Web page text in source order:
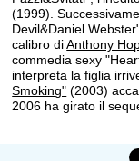
(1999).
Devil&Daniel
calibro diAnthony
commedia sexy
interpreta la figlia
Smoking" (2003)
2006 ha girato il